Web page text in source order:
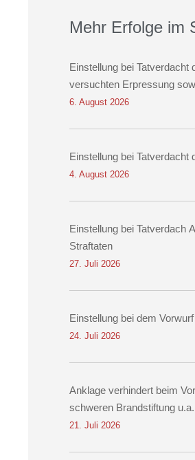
Mehr Erfolge im
Einstellung bei Tatverdacht
versuchten Erpressung
Datenveränderung
6. August 2026
Einstellung bei Tatverdacht
4. August 2026
Einstellung bei Tatverdach
Straftaten
27. Juli 2026
Einstellung bei dem
24. Juli 2026
Anklage verhindert beim
schweren Brandstiftung u.a.
21. Juli 2026